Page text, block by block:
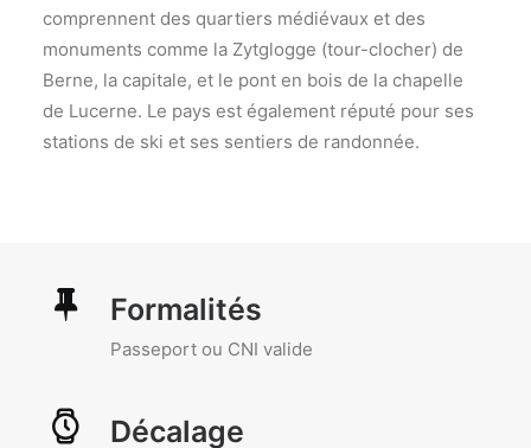
comprennent des quartiers médiévaux et des
monuments comme la Zytglogge (tour-clocher) de
Berne, la capitale, et le pont en bois de la chapelle
de Lucerne. Le pays est également réputé pour ses
stations de ski et ses sentiers de randonnée.
Formalités
Passeport ou CNI valide
Décalage